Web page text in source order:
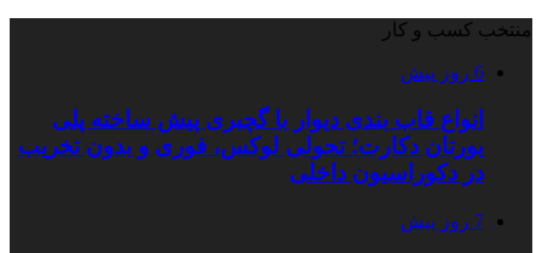
منتخب کسب و کار
6 روز پیش
انواع قاب بندی دیوار با گچبری پیش ساخته پلی
یورتان دکارت؛ تحولی لوکس، فوری و بدون تخریب
در دکوراسیون داخلی
7 روز پیش